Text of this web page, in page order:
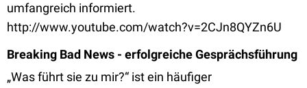
umfangreich informiert.
http://www.youtube.com/watch?v=2CJn8QYZn6U
Breaking Bad News - erfolgreiche Gesprächsführung
„Was führt sie zu mir?“ ist ein häufiger